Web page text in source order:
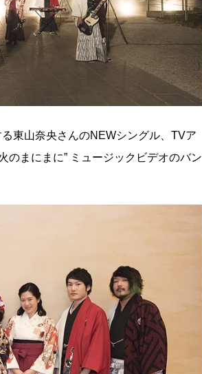
東山奈央さんのNEWシングル、TVア
のまにまに” ミュージックビデオのバン